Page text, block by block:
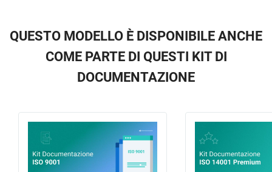
QUESTO MODELLO È DISPONIBILE ANCHE
COME PARTE DI QUESTI KIT DI
DOCUMENTAZIONE